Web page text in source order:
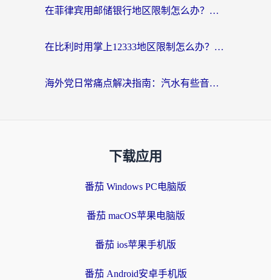
在菲律宾用邮储银行地区限制怎么办？海外华人必看的回国加速解决方案
在比利时用掌上12333地区限制怎么办？海外华人亲测有效的回国加速方案
海外党日常痛点解决指南：汽水有些音乐在国外无法播放怎么办？
下载应用
番茄 Windows PC电脑版
番茄 macOS苹果电脑版
番茄 ios苹果手机版
番茄 Android安卓手机版